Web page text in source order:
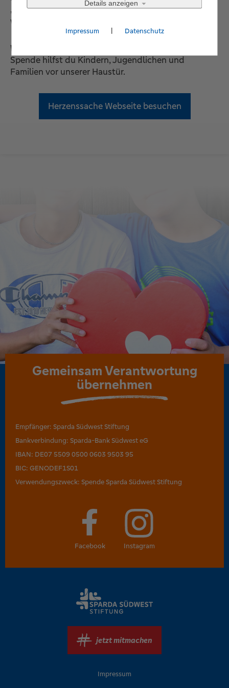
„Herzenssache“ machen. Als Stiftung unterstützen
wir den Verein jedes Jahr mit tollen Aktionen.
Werde auch du ein Teil von Herzenssache!
Spende hilfst du Kindern, Jugendlichen und
Familien vor unserer Haustür.
Herzenssache Webseite besuchen
GemeinsamVerantwortung
übernehmen
Empfänger: Sparda Südwest Stiftung
Bankverbindung: Sparda-Bank Südwest eG
IBAN: DE07 5509 0500 0603 9503 95
BIC: GENODEF1S01
Verwendungszweck: Spende Sparda Südwest Stiftung
Facebook Instagram
jetzt mitmachen
Impressum
Details anzeigen
Impressum | Datenschutz